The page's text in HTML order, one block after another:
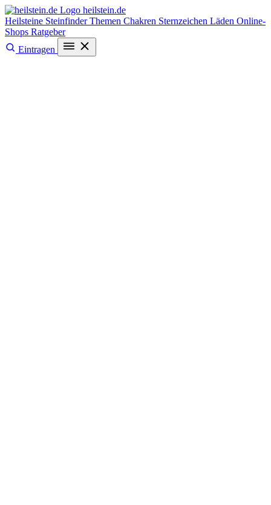
heilstein.de
Heilsteine SteinfinderThemen Chakren Sternzeichen Läden Online-
Shops Ratgeber
Eintragen